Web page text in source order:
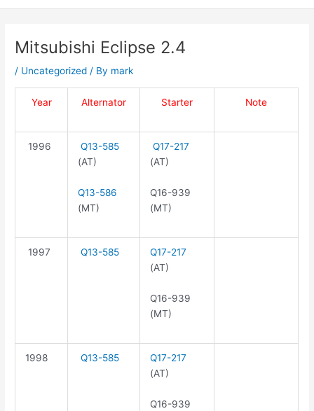
Mitsubishi Eclipse 2.4
/ Uncategorized / By mark
Year Alternator Starter Note
1996
Q13-585
(AT)
Q13-586
(MT)
Q17-217
(AT)
Q16-939
(MT)
1997 Q13-585
Q17-217
(AT)
Q16-939
(MT)
1998 Q13-585
Q17-217
(AT)
Q16-939